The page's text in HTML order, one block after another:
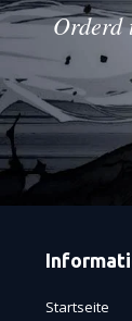
Orderd
Startseite